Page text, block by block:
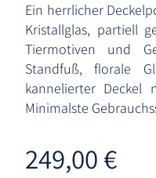
Ein herrlicher
Kristallglas, partiell
Tiermotiven und
Standfuß, florale
kannelierter Deckel
Minimalste
249,00€